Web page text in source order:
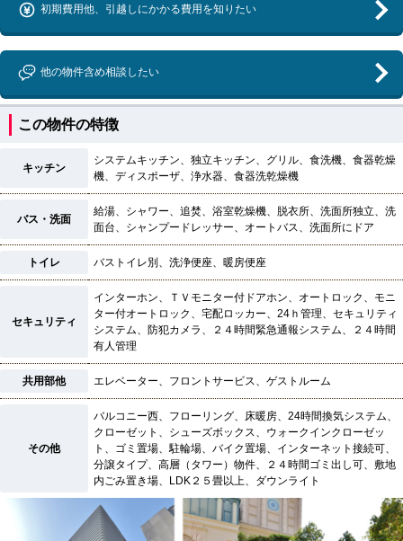
初期費用他、引越しにかかる費用を知りたい
他の物件含め相談したい
この物件の特徴
キッチン
システムキッチン、独立キッチン、グリル、食洗機、食器乾燥
機、ディスポーザ、浄水器、食器洗乾燥機
バス・洗面
給湯、シャワー、追焚、浴室乾燥機、脱衣所、洗面所独立、洗
面台、シャンプードレッサー、オートバス、洗面所にドア
トイレ バストイレ別、洗浄便座、暖房便座
セキュリティ
インターホン、ＴＶモニター付ドアホン、オートロック、モニ
ター付オートロック、宅配ロッカー、24ｈ管理、セキュリティ
システム、防犯カメラ、２４時間緊急通報システム、２４時間
有人管理
共用部他 エレベーター、フロントサービス、ゲストルーム
その他
バルコニー西、フローリング、床暖房、24時間換気システム、
クローゼット、シューズボックス、ウォークインクローゼッ
ト、ゴミ置場、駐輪場、バイク置場、インターネット接続可、
分譲タイプ、高層（タワー）物件、２４時間ゴミ出し可、敷地
内ごみ置き場、LDK２５畳以上、ダウンライト